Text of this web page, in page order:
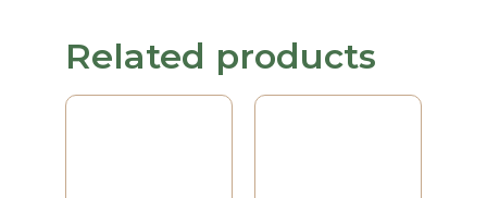
Related products